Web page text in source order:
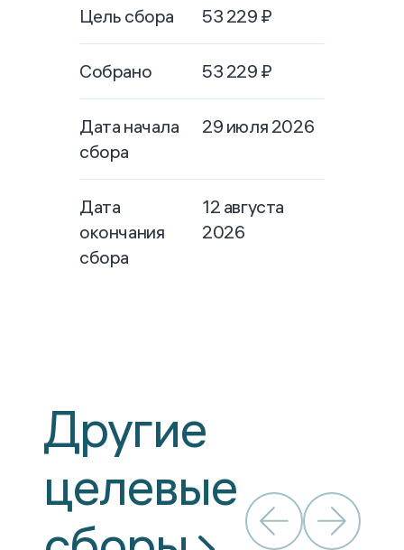
Цель сбора 53 229 ₽
Собрано 53 229 ₽
Дата начала
сбора
29 июля 2026
Дата
окончания
сбора
12 августа
2026
Другие
целевые